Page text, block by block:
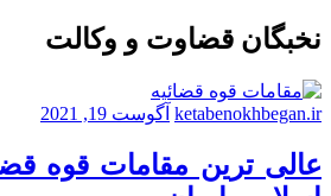
نخبگان قضاوت و وکالت
ketabenokhbegan.ir آگوست 19, 2021
عالی ترین مقامات قوه